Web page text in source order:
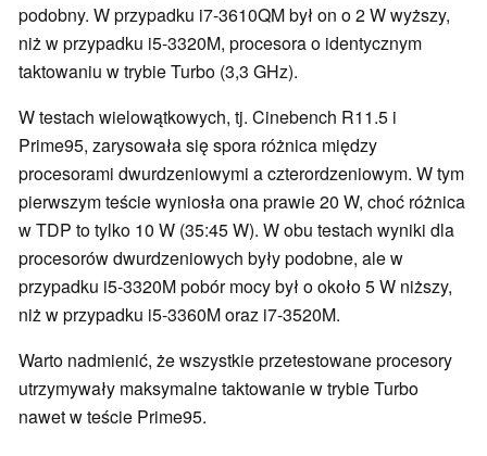
podobny. W przypadku i7-3610QM był on o 2 W wyższy,
niż w przypadku i5-3320M, procesora o identycznym
taktowaniu w trybie Turbo (3,3 GHz).
W testach wielowątkowych, tj. Cinebench R11.5 i
Prime95, zarysowała się spora różnica między
procesorami dwurdzeniowymi a czterordzeniowym. W tym
pierwszym teście wyniosła ona prawie 20 W, choć różnica
w TDP to tylko 10 W (35:45 W). W obu testach wyniki dla
procesorów dwurdzeniowych były podobne, ale w
przypadku i5-3320M pobór mocy był o około 5 W niższy,
niż w przypadku i5-3360M oraz i7-3520M.
Warto nadmienić, że wszystkie przetestowane procesory
utrzymywały maksymalne taktowanie w trybie Turbo
nawet w teście Prime95.